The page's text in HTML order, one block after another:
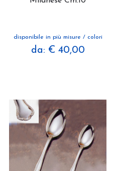
disponibile in più misure / colori
da: € 40,00